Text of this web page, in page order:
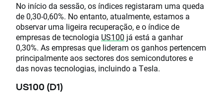
No início da sessão, os índices registaram uma queda
de 0,30-0,60%. No entanto, atualmente, estamos a
observar uma ligeira recuperação, e o índice de
empresas de tecnologia US100 já está a ganhar
0,30%. As empresas que lideram os ganhos pertencem
principalmente aos sectores dos semicondutores e
das novas tecnologias, incluindo a Tesla.
US100 (D1)